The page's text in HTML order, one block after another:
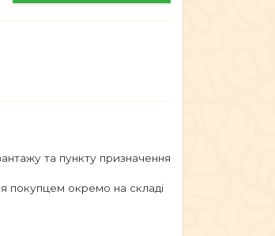
та пункту призначення
покупцем окремо на складі